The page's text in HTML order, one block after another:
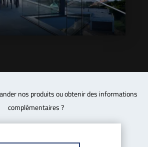
nos produits ou obtenir des informations
complémentaires ?